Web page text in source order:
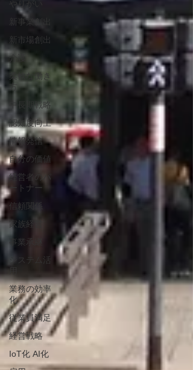
やりがい
新事業創出
新市場創出
介護
柔軟な働き
方
中長期戦略
認知度向上
情報発信
自分の価値
経営者のパ
ートナー
信頼関係
家族経営
事業承継
システム活
用
業務の効率
化
従業員満足
経営戦略
IoT化 AI化